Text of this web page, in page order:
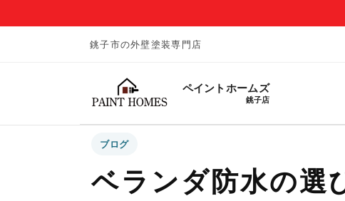
銚子市の外壁塗装専門店
ペイントホームズ
銚子店
ブログ
ベランダ防水の選